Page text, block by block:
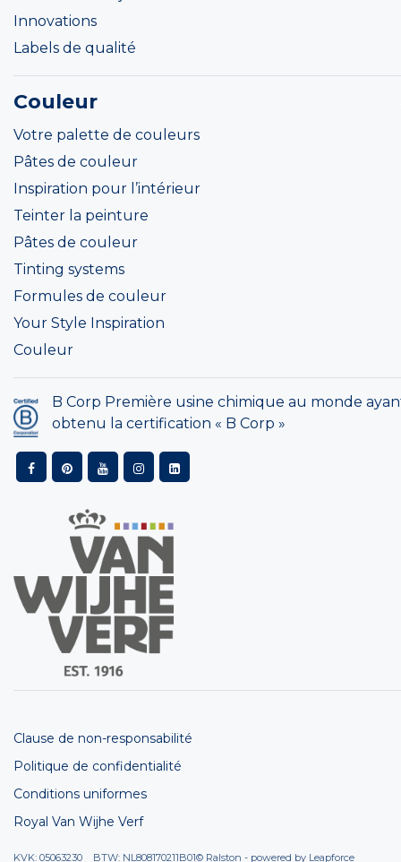
Innovations
Labels de qualité
Couleur
Votre palette de couleurs
Pâtes de couleur
Inspiration pour l’intérieur
Teinter la peinture
Pâtes de couleur
Tinting systems
Formules de couleur
Your Style Inspiration
Couleur
B Corp Première usine chimique au monde
obtenu la certification « B Corp »
Clause de non-responsabilité
Politique de confidentialité
Conditions uniformes
Royal Van Wijhe Verf
KVK: 05063230 BTW: NL808170211B01© Ralston - powered by Leapforce